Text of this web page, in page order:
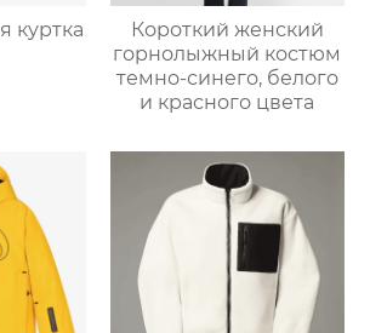
куртка
Короткий женский
горнолыжный костюм
темно-синего, белого
и красного цвета